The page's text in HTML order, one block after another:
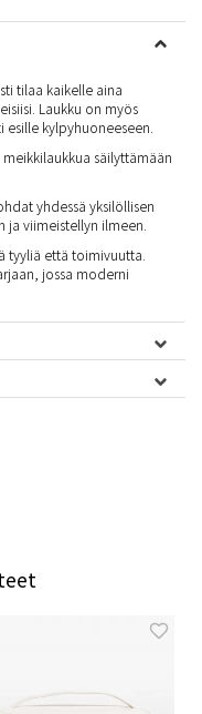
tilaa kaikelle aina
Laukku on myös
kylpyhuoneeseen.
säilyttämään
yhdessä yksilöllisen
ja viimeistellyn ilmeen.
tyyliä että toimivuutta.
jossa moderni